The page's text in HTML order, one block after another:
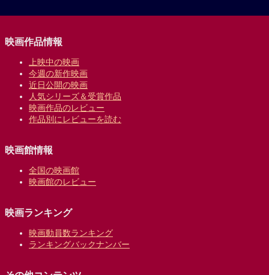
映画作品情報
上映中の映画
今週の新作映画
近日公開の映画
人気シリーズ＆受賞作品
映画作品のレビュー
作品別にレビューを読む
映画館情報
全国の映画館
映画館のレビュー
映画ランキング
映画動員数ランキング
ランキングバックナンバー